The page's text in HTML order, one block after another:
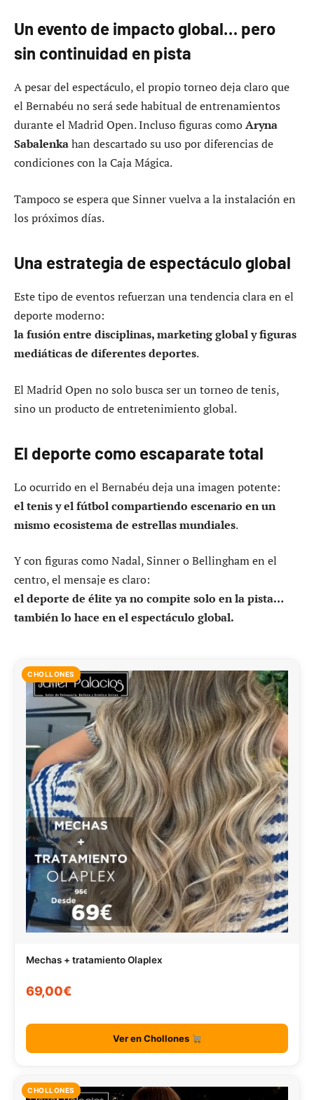
Un evento de impacto global… pero
sin continuidad en pista
A pesar del espectáculo, el propio torneo deja claro que
el Bernabéu no será sede habitual de entrenamientos
durante el Madrid Open. Incluso figuras comoAryna
Sabalenkahan descartado su uso por diferencias de
condiciones con la Caja Mágica.
Tampoco se espera que Sinner vuelva a la instalación en
los próximos días.
Una estrategia de espectáculo global
Este tipo de eventos refuerzan una tendencia clara en el
deporte moderno:
la fusión entre disciplinas, marketing global y figuras
mediáticas de diferentes deportes.
El Madrid Open no solo busca ser un torneo de tenis,
sino un producto de entretenimiento global.
El deporte como escaparate total
Lo ocurrido en el Bernabéu deja una imagen potente:
el tenis y el fútbol compartiendo escenario en un
mismo ecosistema de estrellas mundiales.
Y con figuras como Nadal, Sinner o Bellingham en el
centro, el mensaje es claro:
el deporte de élite ya no compite solo en la pista…
también lo hace en el espectáculo global.
CHOLLONES
Mechas + tratamiento Olaplex
69,00€
Ver en Chollones
CHOLLONES